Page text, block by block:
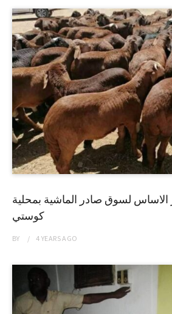
لسوق صادر الماشية بمحلية
كوستي
BY 4 YEARSAGO